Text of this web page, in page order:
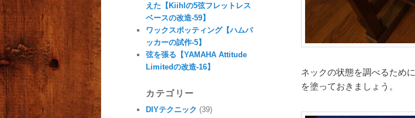
ネックの状態を調べるため
を塗っておきましょう。
えた【Kiihlの5弦フレットレス
ベースの改造-59】
ワックスポッティング【ハムバ
ッカーの試作-5】
弦を張る【YAMAHA Attitude
Limitedの改造-16】
カテゴリー
DIYテクニック (39)